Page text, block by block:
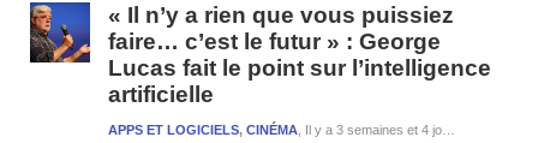
« Il n’y a rien que vous puissiez
faire… c’est le futur » : George
Lucas fait le point sur l’intelligence
artificielle
Il y a 3 semaines et 4 jours
APPS ET LOGICIELS, CINÉMA